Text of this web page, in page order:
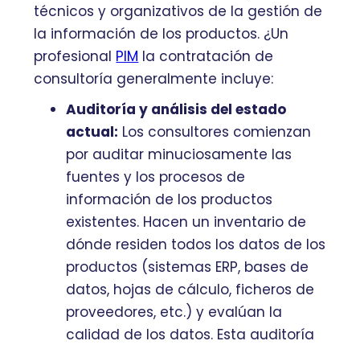
técnicos y organizativos de la gestión de
la información de los productos. ¿Un
profesional PIM la contratación de
consultoría generalmente incluye:
Auditoría y análisis del estado
actual: Los consultores comienzan
por auditar minuciosamente las
fuentes y los procesos de
información de los productos
existentes. Hacen un inventario de
dónde residen todos los datos de los
productos (sistemas ERP, bases de
datos, hojas de cálculo, ficheros de
proveedores, etc.) y evalúan la
calidad de los datos. Esta auditoría